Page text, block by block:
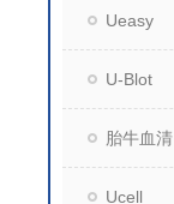
Ueasy
U-Blot
胎牛血清
Ucell